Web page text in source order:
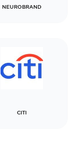
NEUROBRAND
CITI